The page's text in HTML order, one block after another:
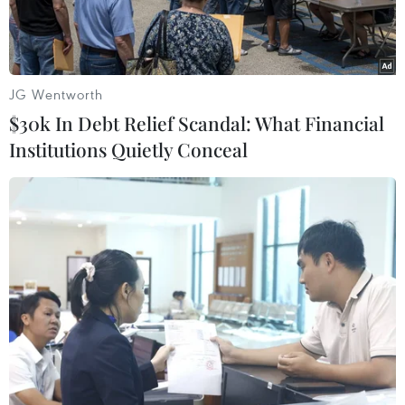
Ảnh minh họa. (Nguồn: TTXVN)
Triển lãm các tác phẩm mỹ thuật kích thước
nhỏ đã khai mạc ngày 11/2, tại Hà Nội.
JG Wentworth
$30k In Debt Relief Scandal: What Financial
Institutions Quietly Conceal